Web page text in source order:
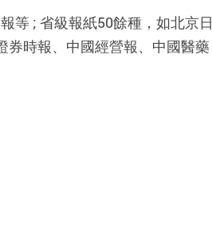
等 ; 省級報紙50餘種，如北京日
券時報、中國經營報、中國醫藥